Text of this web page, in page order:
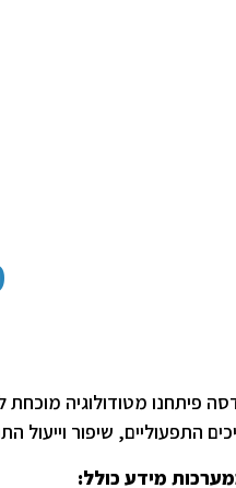
פיתחנו מטודולוגיה מוכחת
התפעוליים, שיפור
מידע כולל: